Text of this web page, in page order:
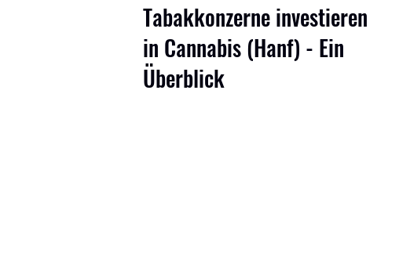
Tabakkonzerne investieren
in Cannabis (Hanf) - Ein
Überblick